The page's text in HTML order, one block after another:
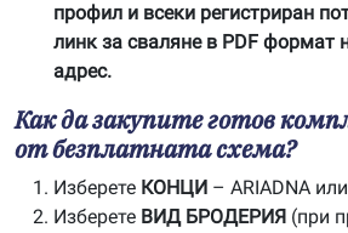
профил и всеки регистриран
линк за сваляне в PDF формат
адрес.
Как да закупите готов
от безплатната схема?
Изберете КОНЦИ – ARIADNA
Изберете ВИД БРОДЕРИЯ (при